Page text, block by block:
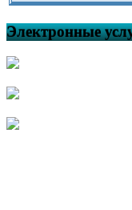
Электронные